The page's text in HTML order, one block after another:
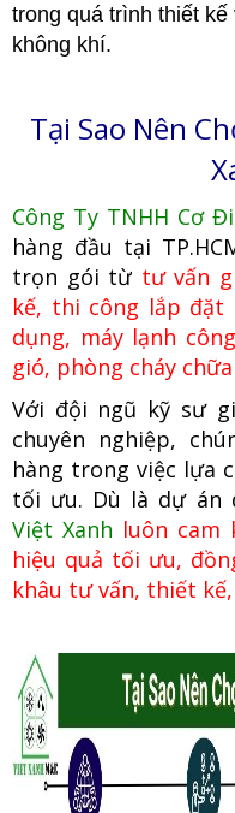
trong quá trình thiết
không khí.
Tại Sao Nên
Công Ty TNHH Cơ
hàng đầu tại
trọn gói từ tư vấn
kế, thi công lắp đặt
dụng, máy lạnh
gió, phòng cháy chữa
Với đội ngũ kỹ sư
chuyên nghiệp,
hàng trong việc lựa
tối ưu. Dù là dự án
Việt Xanh luôn cam
hiệu quả tối ưu,
khâu tư vấn, thiết